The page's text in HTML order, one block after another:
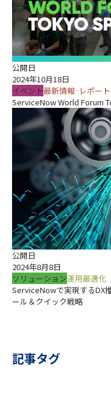
公開日
2024年10月18日
イベント最新情報·レポート
ServiceNow World Forum
公開日
2024年8月8日
ソリューション運用最適化
ServiceNowで実現するDX
ール＆クイック戦略
記事タグ